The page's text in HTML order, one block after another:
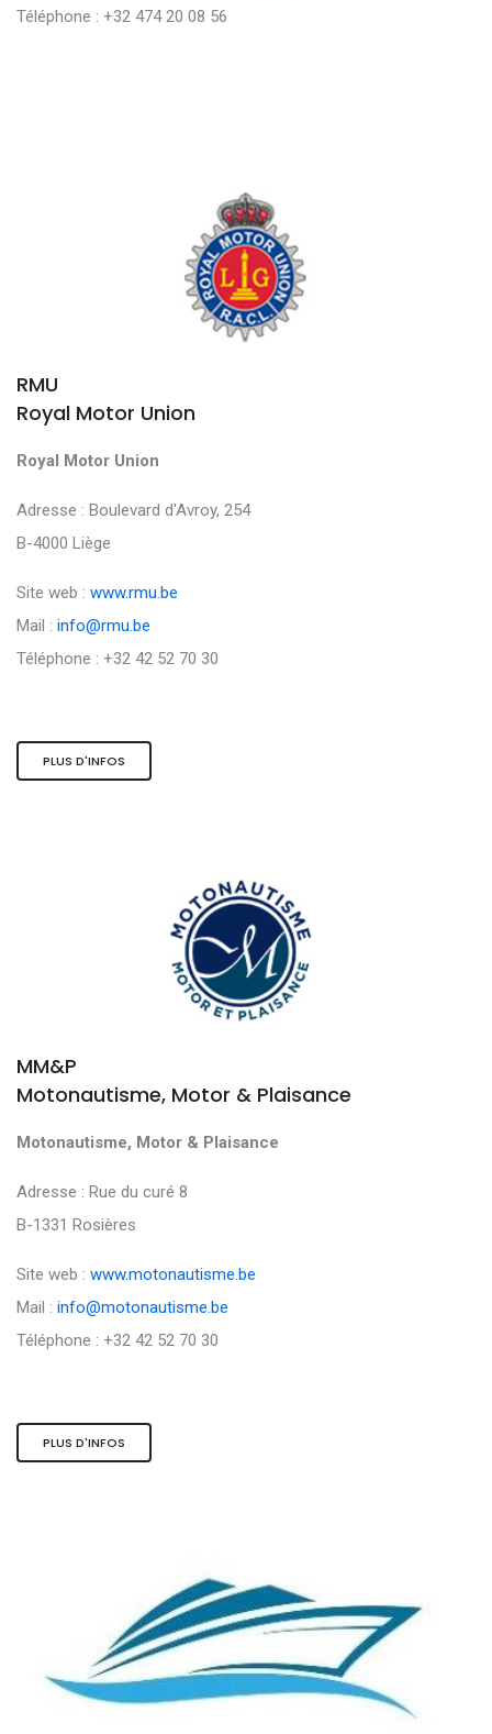
Téléphone : +32 474 20 08 56
RMU
Royal Motor Union
Royal Motor Union
Adresse : Boulevard d'Avroy, 254
B-4000 Liège
Site web : www.rmu.be
Mail : info@rmu.be
Téléphone : +32 42 52 70 30
PLUS D'INFOS
MM&P
Motonautisme, Motor & Plaisance
Motonautisme, Motor & Plaisance
Adresse : Rue du curé 8
B-1331 Rosières
Site web : www.motonautisme.be
Mail : info@motonautisme.be
Téléphone : +32 42 52 70 30
PLUS D'INFOS